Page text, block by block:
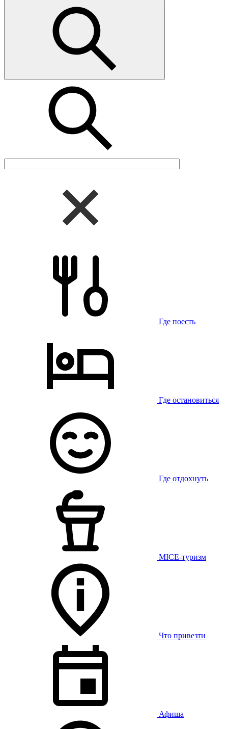
Где поесть
Где остановиться
Где отдохнуть
MICE-туризм
Что привезти
Афиша